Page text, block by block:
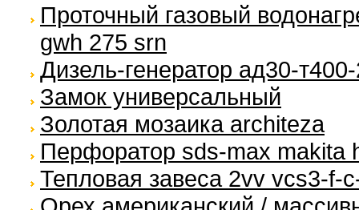
Проточный газовый
gwh 275 srn
Дизель-генератор ад30-
Замок универсальный
Золотая мозаика architeza
Перфоратор sds-max makita
Тепловая завеса 2vv vcs3-f-